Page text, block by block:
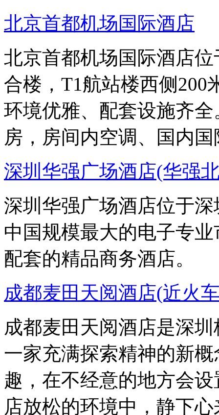
北京首都机场国际酒店
北京首都机场国际酒店
合楼，T1航站楼西侧200
环境优雅、配套设施齐
房，房间内空调、国内
深圳华强广场酒店(华强
深圳华强广场酒店位于
中国规模最大的电子专
配套的精品商务酒店。
成都麦田天阅酒店(近火
成都麦田天阅酒店是深
一家充满探索精神的新
趣，在不经意的地方会
店放松的环境中，静下